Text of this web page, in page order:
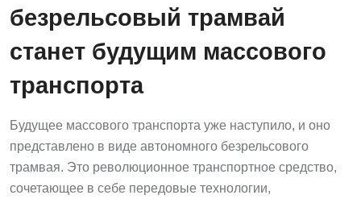
безрельсовый трамвай
станет будущим массового
транспорта
Будущее массового транспорта уже наступило, и оно
представлено в виде автономного безрельсового
трамвая. Это революционное транспортное средство,
сочетающее в себе передовые технологии,